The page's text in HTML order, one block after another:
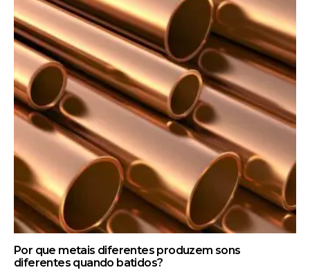
Por que metais diferentes produzem sons
diferentes quando batidos?